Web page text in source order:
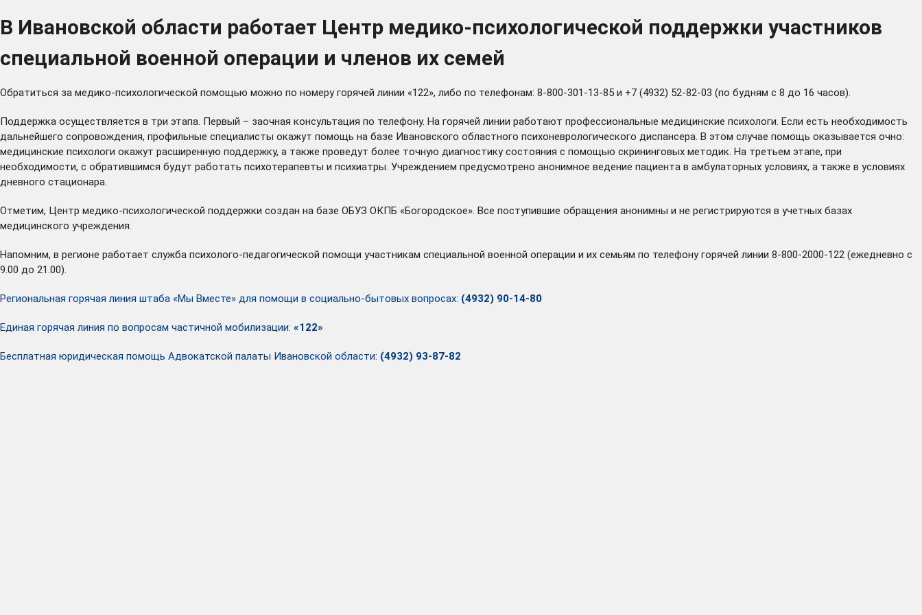
В Ивановской области работает Центр медико-психологической поддержки участников
специальной военной операции и членов их семей
Обратиться за медико-психологической помощью можно по номеру горячей линии «122», либо по телефонам: 8-800-301-13-85 и +7 (4932) 52-82-03 (по будням с 8 до 16 часов).
Поддержка осуществляется в три этапа. Первый – заочная консультация по телефону. На горячей линии работают профессиональные медицинские психологи. Если есть необходимость
дальнейшего сопровождения, профильные специалисты окажут помощь на базе Ивановского областного психоневрологического диспансера. В этом случае помощь оказывается очно:
медицинские психологи окажут расширенную поддержку, а также проведут более точную диагностику состояния с помощью скрининговых методик. На третьем этапе, при
необходимости, с обратившимся будут работать психотерапевты и психиатры. Учреждением предусмотрено анонимное ведение пациента в амбулаторных условиях, а также в условиях
дневного стационара.
Отметим, Центр медико-психологической поддержки создан на базе ОБУЗ ОКПБ «Богородское». Все поступившие обращения анонимны и не регистрируются в учетных базах
медицинского учреждения.
Напомним, в регионе работает служба психолого-педагогической помощи участникам специальной военной операции и их семьям по телефону горячей линии 8-800-2000-122 (ежедневно с
9.00 до 21.00).
Региональная горячая линия штаба «Мы Вместе» для помощи в социально-бытовых вопросах: (4932) 90-14-80
Единая горячая линия по вопросам частичной мобилизации: «122»
Бесплатная юридическая помощь Адвокатской палаты Ивановской области: (4932) 93-87-82